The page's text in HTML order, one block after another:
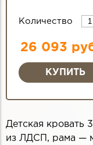
Количество
26 093
Детская кровать
из ЛДСП, рама —